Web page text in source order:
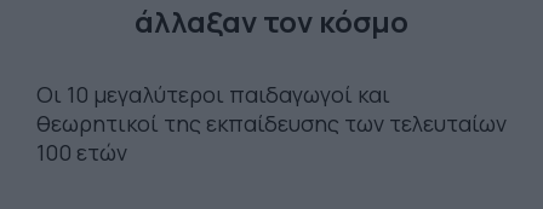
άλλαξαν τον κόσμο
Οι 10 μεγαλύτεροι παιδαγωγοί και
θεωρητικοί της εκπαίδευσης των τελευταίων
100 ετών